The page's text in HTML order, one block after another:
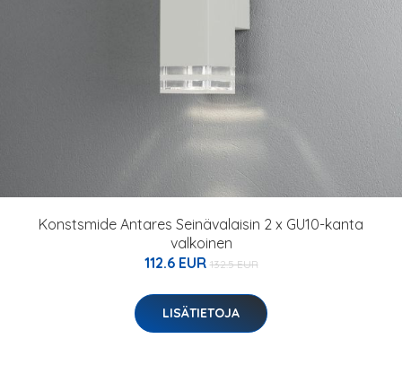
Konstsmide Antares Seinävalaisin 2 x GU10-kanta
valkoinen
112.6 EUR 132.5 EUR
LISÄTIETOJA